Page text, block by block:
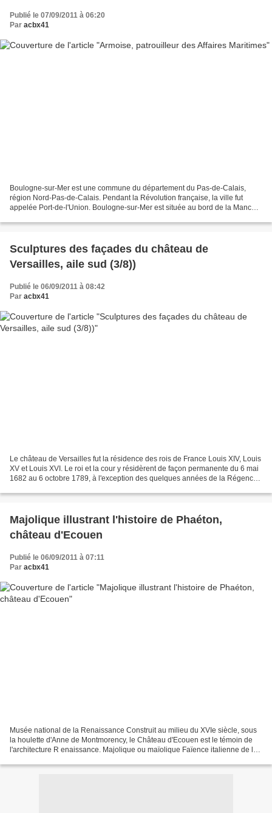
Publié le 07/09/2011 à 06:20
Par acbx41
Boulogne-sur-Mer est une commune du département du Pas-de-Calais,
région Nord-Pas-de-Calais. Pendant la Révolution française, la ville fut
appelée Port-de-l'Union. Boulogne-sur-Mer est située au bord de la Manche,
Sculptures des façades du château de
Versailles, aile sud (3/8))
Publié le 06/09/2011 à 08:42
Par acbx41
Le château de Versailles fut la résidence des rois de France Louis XIV, Louis
XV et Louis XVI. Le roi et la cour y résidèrent de façon permanente du 6 mai
1682 au 6 octobre 1789, à l'exception des quelques années de la Régence.
Majolique illustrant l'histoire de Phaéton,
château d'Ecouen
Publié le 06/09/2011 à 07:11
Par acbx41
Musée national de la Renaissance Construit au milieu du XVIe siècle, sous
la houlette d'Anne de Montmorency, le Château d'Ecouen est le témoin de
l'architecture R enaissance. Majolique ou maïolique Faïence italienne de la